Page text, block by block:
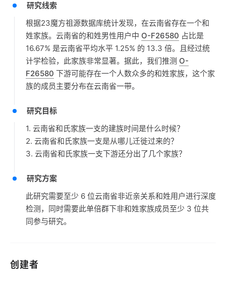
研究线索
根据23魔方祖源数据库统计发现，在云南省存在一个和
姓家族。云南省的和姓男性用户中 O-F26580 占比是
16.67% 是云南省平均水平 1.25% 的 13.3 倍。且经过统
计学检验，此家族非常显著。据此，我们推测 O-
F26580 下游可能存在一个人数众多的和姓家族，这个家
族的成员主要分布在云南省一带。
研究目标
1. 云南省和氏家族一支的建族时间是什么时候？
2. 云南省和氏家族一支是从哪儿迁徙过来的？
3. 云南省和氏家族一支下游还分出了几个家族？
研究方案
此研究需要至少 6 位云南省非近亲关系和姓用户进行深度
检测，同时需要此单倍群下非和姓家族成员至少 3 位共
同参与研究。
创建者